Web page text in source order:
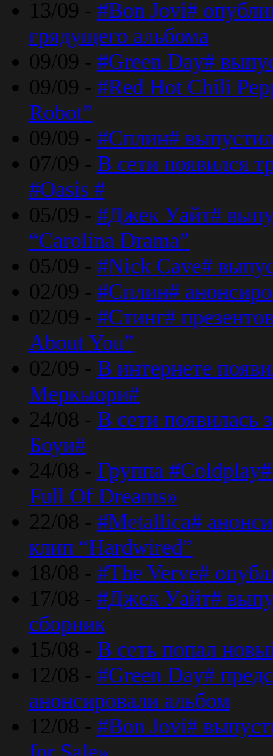
13/09 - #Bon Jovi#
грядущего альбома
09/09 - #Green Day#
09/09 - #Red Hot Chili
Robot”
09/09 - #Сплин#
07/09 - В сети появился
#Oasis #
05/09 - #Джек Уайт#
“Carolina Drama”
05/09 - #Nick Cave#
02/09 - #Сплин#
02/09 - #Стинг#
About You”
02/09 - В интернете
Меркьюри#
24/08 - В сети появилась
Боуи#
24/08 - Группа
Full Of Dreams»
22/08 - #Metallica#
клип “Hardwired”
18/08 - #The Verve#
17/08 - #Джек Уайт#
сборник
15/08 - В сеть попал
12/08 - #Green Day#
анонсировали альбом
12/08 - #Bon Jovi#